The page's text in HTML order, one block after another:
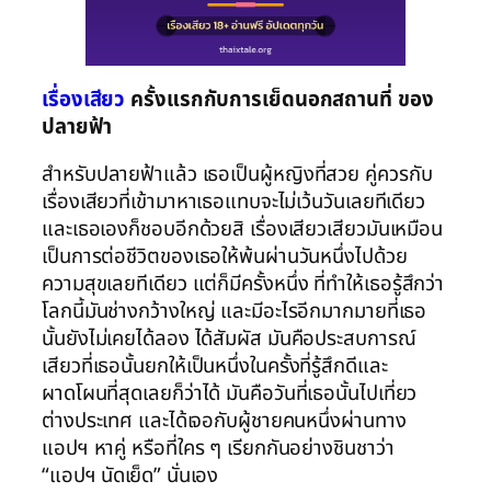
เรื่องเสียว ครั้งแรกกับการเย็ดนอกสถานที่ ของ
ปลายฟ้า
สำหรับปลายฟ้าแล้ว เธอเป็นผู้หญิงที่สวย คู่ควรกับ
เรื่องเสียวที่เข้ามาหาเธอแทบจะไม่เว้นวันเลยทีเดียว
และเธอเองก็ชอบอีกด้วยสิ เรื่องเสียวเสียวมันเหมือน
เป็นการต่อชีวิตของเธอให้พ้นผ่านวันหนึ่งไปด้วย
ความสุขเลยทีเดียว แต่ก็มีครั้งหนึ่ง ที่ทำให้เธอรู้สึกว่า
โลกนี้มันช่างกว้างใหญ่ และมีอะไรอีกมากมายที่เธอ
นั้นยังไม่เคยได้ลอง ได้สัมผัส มันคือประสบการณ์
เสียวที่เธอนั้นยกให้เป็นหนึ่งในครั้งที่รู้สึกดีและ
ผาดโผนที่สุดเลยก็ว่าได้ มันคือวันที่เธอนั้นไปเที่ยว
ต่างประเทศ และได้เจอกับผู้ชายคนหนึ่งผ่านทาง
แอปฯ หาคู่ หรือที่ใคร ๆ เรียกกันอย่างชินชาว่า
“แอปฯ นัดเย็ด” นั่นเอง